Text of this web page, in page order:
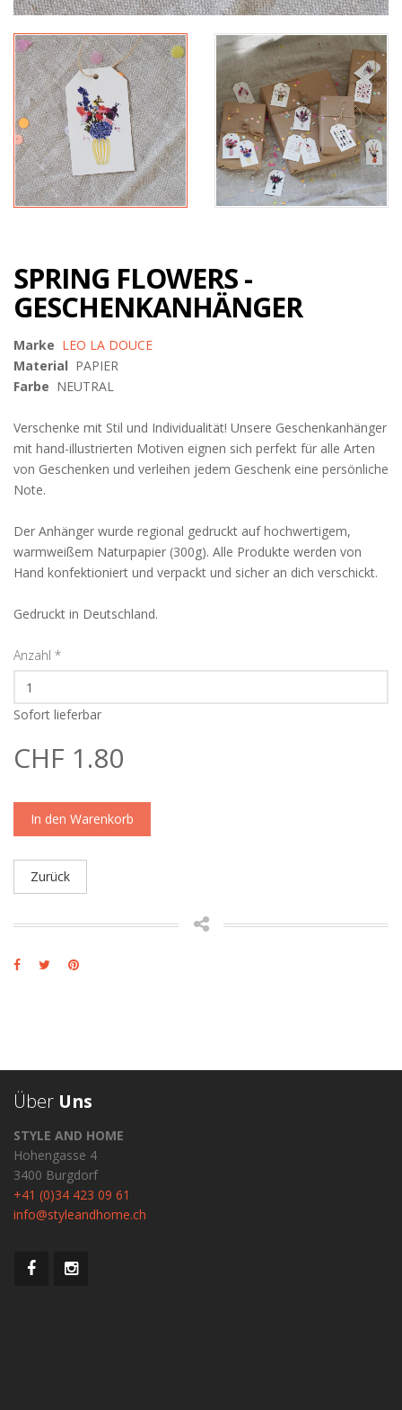
SPRING FLOWERS -
GESCHENKANHÄNGER
Marke LEO LA DOUCE
Material PAPIER
Farbe NEUTRAL
Verschenke mit Stil und Individualität! Unsere Geschenkanhänger
mit hand-illustrierten Motiven eignen sich perfekt für alle Arten
von Geschenken und verleihen jedem Geschenk eine persönliche
Note.
Der Anhänger wurde regional gedruckt auf hochwertigem,
warmweißem Naturpapier (300g). Alle Produkte werden von
Hand konfektioniert und verpackt und sicher an dich verschickt.
Gedruckt in Deutschland.
Anzahl *
Sofort lieferbar
CHF 1.80
In den Warenkorb
Zurück
Über Uns
STYLE AND HOME
Hohengasse 4
3400 Burgdorf
+41 (0)34 423 09 61
info@styleandhome.ch